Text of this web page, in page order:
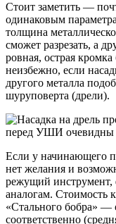
Стоит заметить —
одинаковым
толщина
сможет разрезать, а
ровная, острая
неизбежно, если
другого металла
шуруповерта (дрели).
перед УШИ очевидны
Если у начинающего
нет желания и
режущий инструмент,
аналогам. Стоимость
«Стального бобра» —
соответственно